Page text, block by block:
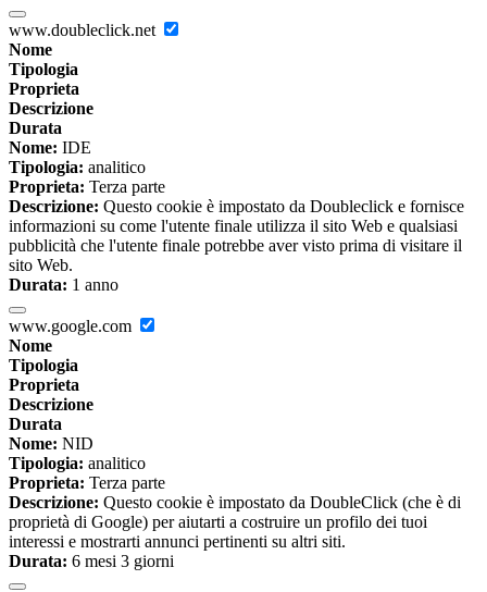
www.doubleclick.net
Nome
Tipologia
Proprieta
Descrizione
Durata
Nome: IDE
Tipologia: analitico
Proprieta: Terza parte
Descrizione: Questo cookie è impostato da Doubleclick e fornisce
informazioni su come l'utente finale utilizza il sito Web e qualsiasi
pubblicità che l'utente finale potrebbe aver visto prima di visitare il
sito Web.
Durata: 1 anno
www.google.com
Nome
Tipologia
Proprieta
Descrizione
Durata
Nome: NID
Tipologia: analitico
Proprieta: Terza parte
Descrizione: Questo cookie è impostato da DoubleClick (che è di
proprietà di Google) per aiutarti a costruire un profilo dei tuoi
interessi e mostrarti annunci pertinenti su altri siti.
Durata: 6 mesi 3 giorni